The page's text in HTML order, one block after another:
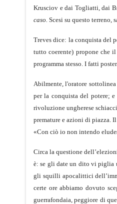
Krusciov e dai Togliatti, dai
caso. Scesi su questo terreno,
Treves dice: la conquista del
tutto coerente) propone che
programma stesso. I fatti
Abilmente, l'oratore
per la conquista del potere;
rivoluzione ungherese
premature e azioni di piazza.
«Con ciò io non intendo
Circa la questione
è: se gli date un dito vi piglia
gli squilli apocalittici
certe ore abbiamo dovuto
guerrafondaia, peggiore di